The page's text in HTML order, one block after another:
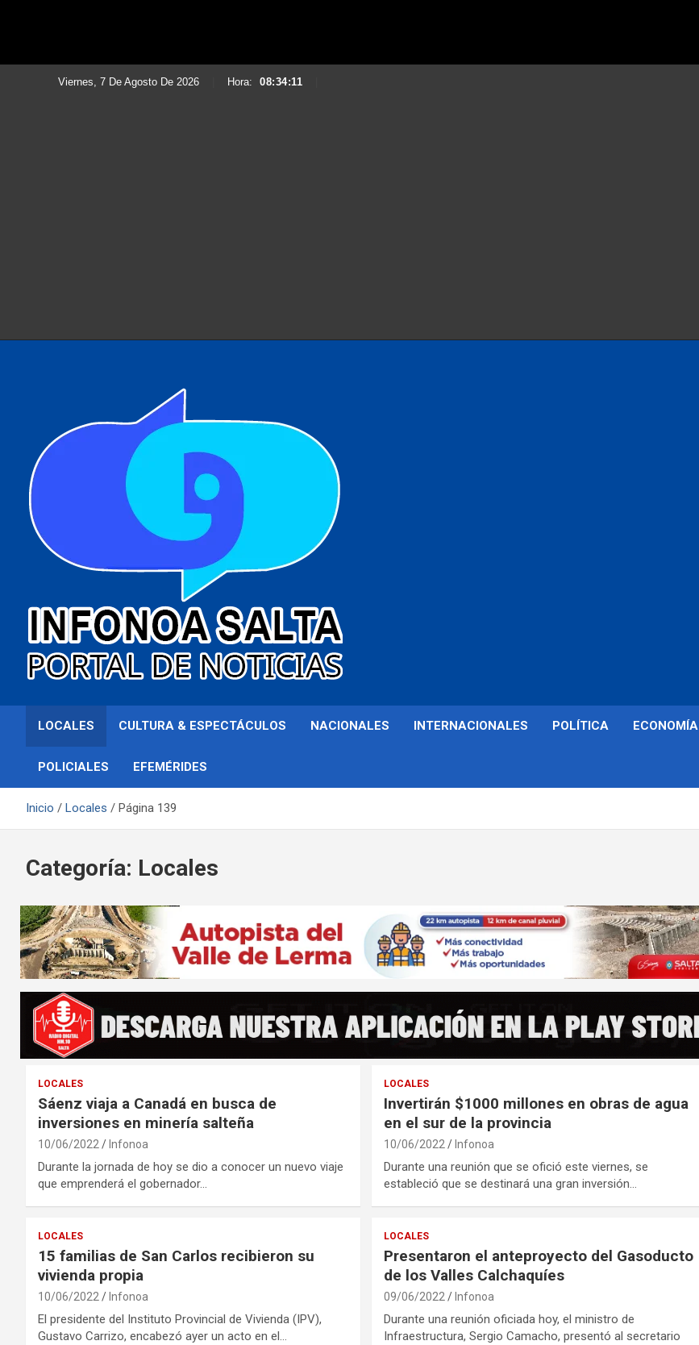
Viernes, 7 De Agosto De 2026 Hora: 08:34:12
Infonoa Salta
LOCALES CULTURA & ESPECTÁCULOS NACIONALES INTERNACIONALES POLÍTICA ECONOMÍA
POLICIALES EFEMÉRIDES
Inicio Locales Página 139
Categoría: Locales
LOCALES
Sáenz viaja a Canadá en busca de
inversiones en minería salteña
10/06/2022 Infonoa
Durante la jornada de hoy se dio a conocer un nuevo viaje
que emprenderá el gobernador…
LOCALES
Invertirán $1000 millones en obras de agua
en el sur de la provincia
10/06/2022 Infonoa
Durante una reunión que se ofició este viernes, se
estableció que se destinará una gran inversión…
LOCALES
15 familias de San Carlos recibieron su
vivienda propia
10/06/2022 Infonoa
El presidente del Instituto Provincial de Vivienda (IPV),
Gustavo Carrizo, encabezó ayer un acto en el…
LOCALES
Presentaron el anteproyecto del Gasoducto
de los Valles Calchaquíes
09/06/2022 Infonoa
Durante una reunión oficiada hoy, el ministro de
Infraestructura, Sergio Camacho, presentó al secretario